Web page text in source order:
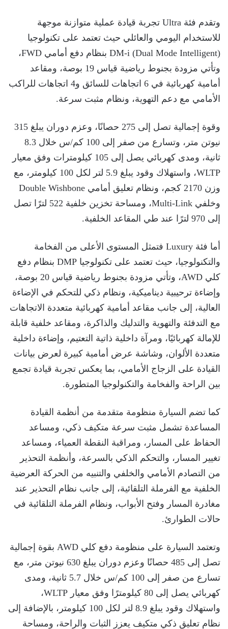
وتقدم فئة Ultra تجربة قيادة عملية متوازنة موجهة
للاستخدام اليومي والعائلي حيث تعتمد على تكنولوجيا
DM-i (Dual Mode Intelligent) بنظام دفع أمامي FWD،
وتأتي مزودة بجنوط رياضية قياس 19 بوصة، ومقاعد
أمامية كهربائية في 6 اتجاهات للسائق و4 اتجاهات للراكب
الأمامي مع دعم التهوية، ونظام مثبت سرعة.
وقوة إجمالية تصل إلى 275 حصانًا، وعزم دوران يبلغ 315
نيوتن متر، وتسارع من صفر إلى 100 كم/س خلال 8.3
ثانية، ومدى كهربائي يصل إلى 105 كيلومترات وفق معيار
WLTP، واستهلاك وقود يبلغ 5.9 لتر لكل 100 كيلومتر، مع
وزن 2170 كجم، ونظام تعليق أمامي Double Wishbone
وخلفي Multi-Link، ومساحة تخزين خلفية 522 لترًا تصل
إلى 970 لترًا عند طي المقاعد الخلفية.
أما فئة Luxury فتمثل المستوى الأعلى من الفخامة
والتكنولوجيا، حيث تعتمد على تكنولوجيا DMP بنظام دفع
كلي AWD، وتأتي مزودة بجنوط رياضية قياس 20 بوصة،
وإضاءة ترحيبية ديناميكية، ونظام ذكي للتحكم في الإضاءة
العالية، إلى جانب مقاعد أمامية كهربائية متعددة الاتجاهات
مع التدفئة والتهوية والتدليك والذاكرة، ومقاعد خلفية قابلة
للإمالة كهربائيًا، ومرآة داخلية ذاتية التعتيم، وإضاءة داخلية
متعددة الألوان، وشاشة عرض أمامية كبيرة لعرض بيانات
القيادة على الزجاج الأمامي، بما يعكس تجربة قيادة تجمع
بين الراحة والفخامة والتكنولوجيا المتطورة.
كما تضم السيارة منظومة متقدمة من أنظمة القيادة
المساعدة تشمل مثبت سرعة متكيف ذكي، ومساعد
الحفاظ على المسار، ومراقبة النقطة العمياء، ومساعد
تغيير المسار، والتحكم الذكي بالسرعة، وأنظمة التحذير
من التصادم الأمامي والخلفي والتنبيه من الحركة العرضية
الخلفية مع الفرملة التلقائية، إلى جانب نظام التحذير عند
مغادرة المسار وفتح الأبواب، ونظام الفرملة التلقائية في
حالات الطوارئ.
وتعتمد السيارة على منظومة دفع كلي AWD بقوة إجمالية
تصل إلى 485 حصانًا وعزم دوران يبلغ 630 نيوتن متر، مع
تسارع من صفر إلى 100 كم/س خلال 5.7 ثانية، ومدى
كهربائي يصل إلى 80 كيلومترًا وفق معيار WLTP،
واستهلاك وقود يبلغ 8.9 لتر لكل 100 كيلومتر، بالإضافة إلى
نظام تعليق ذكي متكيف يعزز الثبات والراحة، ومساحة